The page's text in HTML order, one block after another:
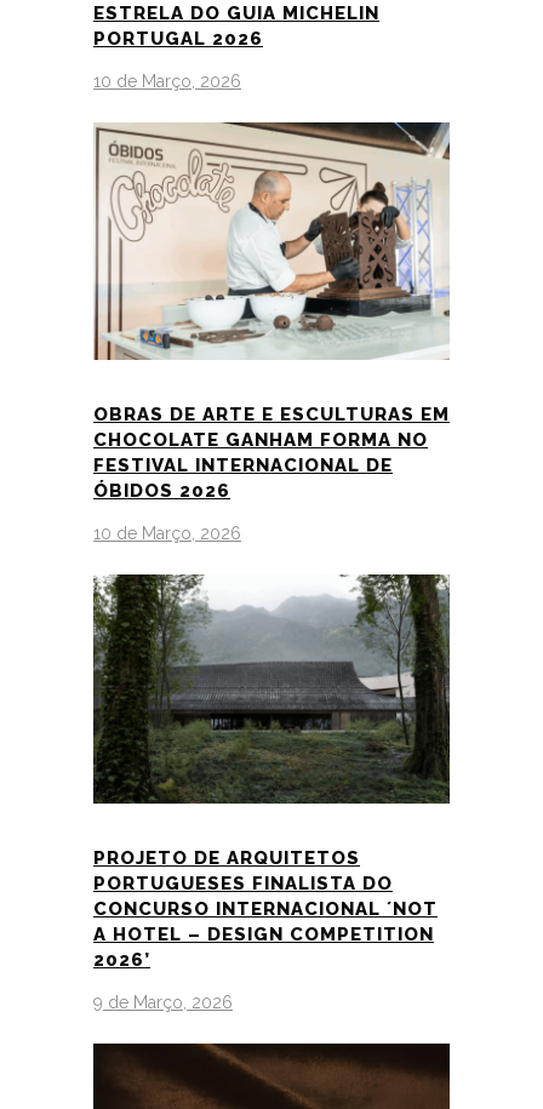
ESTRELA DO GUIA MICHELIN
PORTUGAL 2026
10 de Março, 2026
OBRAS DE ARTE E ESCULTURAS EM
CHOCOLATE GANHAM FORMA NO
FESTIVAL INTERNACIONAL DE
ÓBIDOS 2026
10 de Março, 2026
PROJETO DE ARQUITETOS
PORTUGUESES FINALISTA DO
CONCURSO INTERNACIONAL ´NOT
A HOTEL – DESIGN COMPETITION
2026’
9 de Março, 2026